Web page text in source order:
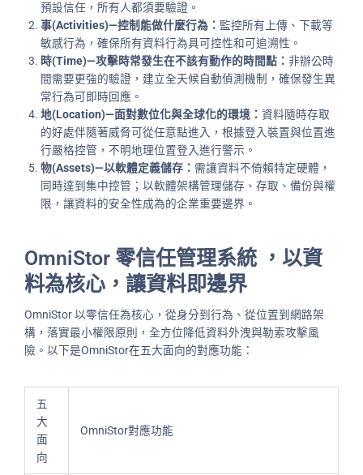
預設信任，所有人都須要驗證。
事(Activities)—控制能做什麼行為： 監控所有上傳、下載等
敏感行為，確保所有資料行為具可控性和可追溯性。
時(Time)—攻擊時常發生在不該有動作的時間點： 非辦公時
間需要更強的驗證，建立全天候自動偵測機制，確保發生異
常行為可即時回應。
地(Location)—面對數位化與全球化的環境： 資料隨時存取
的好處伴隨著威脅可從任意點進入，根據登入裝置與位置進
行嚴格控管，不明地理位置登入進行警示。
物(Assets)—以軟體定義儲存： 需讓資料不倚賴特定硬體，
同時達到集中控管；以軟體架構管理儲存、存取、備份與權
限，讓資料的安全性成為的企業重要邊界。
OmniStor 零信任管理系統 ，以資
料為核心，讓資料即邊界
OmniStor 以零信任為核心，從身分到行為、從位置到網路架
構，落實最小權限原則，全方位降低資料外洩與勒索攻擊風
險。以下是OmniStor在五大面向的對應功能：
五
大
面
向
OmniStor對應功能